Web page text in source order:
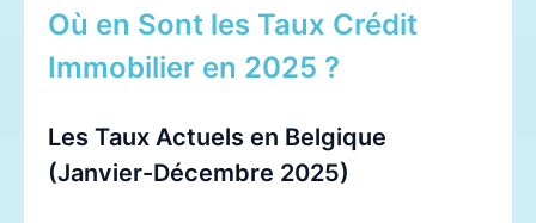
Où en Sont les Taux Crédit
Immobilier en 2025 ?
Les Taux Actuels en Belgique
(Janvier-Décembre 2025)